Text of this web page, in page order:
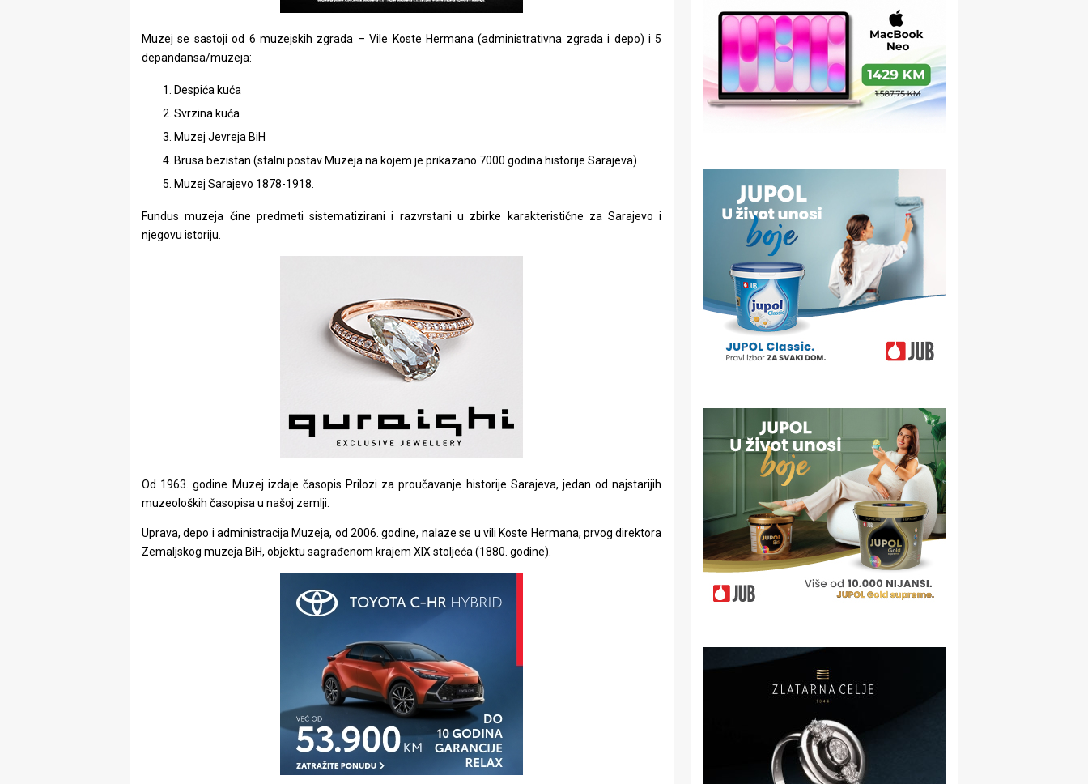
Muzej se sastoji od 6 muzejskih zgrada – Vile Koste Hermana (administrativna zgrada i depo) i 5
depandansa/muzeja:
Despića kuća
Svrzina kuća
Muzej Jevreja BiH
Brusa bezistan (stalni postav Muzeja na kojem je prikazano 7000 godina historije Sarajeva)
Muzej Sarajevo 1878-1918.
Fundus muzeja čine predmeti sistematizirani i razvrstani u zbirke karakteristične za Sarajevo i
njegovu istoriju.
Od 1963. godine Muzej izdaje časopis Prilozi za proučavanje historije Sarajeva, jedan od najstarijih
muzeoloških časopisa u našoj zemlji.
Uprava, depo i administracija Muzeja, od 2006. godine, nalaze se u vili Koste Hermana, prvog direktora
Zemaljskog muzeja BiH, objektu sagrađenom krajem XIX stoljeća (1880. godine).